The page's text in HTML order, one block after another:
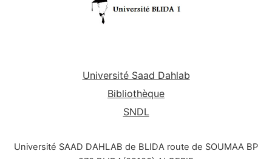
Université Saad Dahlab
Bibliothèque
SNDL
Université SAAD DAHLAB de BLIDA route de SOUMAA BP